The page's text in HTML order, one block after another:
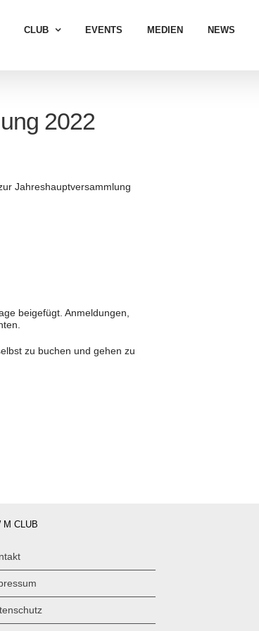
CLUB EVENTS MEDIEN NEWS
2022
Jahreshauptversammlung
beigefügt. Anmeldungen,
zu buchen und gehen zu
M CLUB